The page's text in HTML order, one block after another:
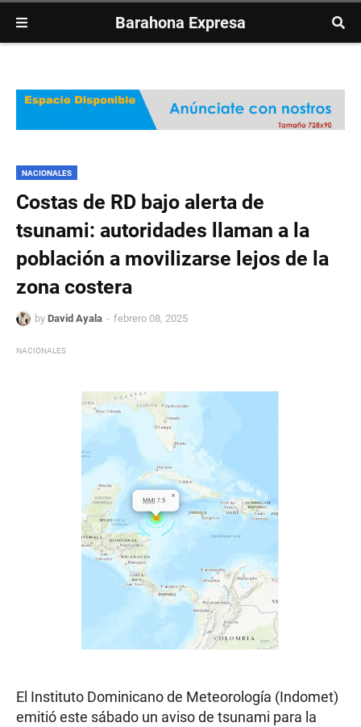
Barahona Expresa
NACIONALES
Costas de RD bajo alerta de
tsunami: autoridades llaman a la
población a movilizarse lejos de la
zona costera
by David Ayala febrero 08, 2025
NACIONALES
El Instituto Dominicano de Meteorología (Indomet)
emitió este sábado un aviso de tsunami para la